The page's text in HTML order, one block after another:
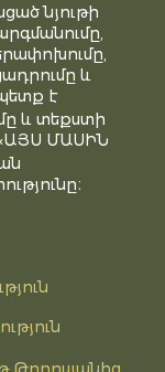
նյութի
և
է
և տեքստի
«ԱՅՍ ՄԱՍԻՆ